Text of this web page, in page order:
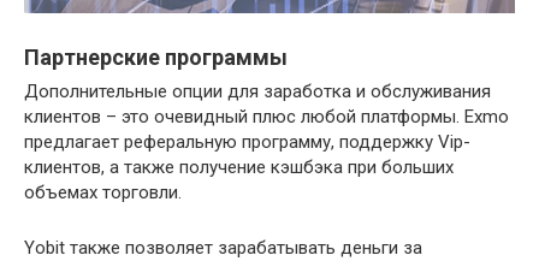
Партнерские программы
Дополнительные опции для заработка и обслуживания
клиентов – это очевидный плюс любой платформы. Exmo
предлагает реферальную программу, поддержку Vip-
клиентов, а также получение кэшбэка при больших
объемах торговли.
Yobit также позволяет зарабатывать деньги за